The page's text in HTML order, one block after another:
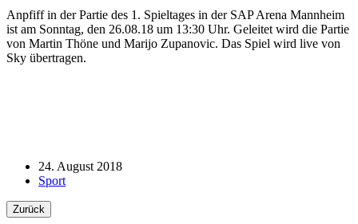
Anpfiff in der Partie des 1. Spieltages in der SAP Arena Mannheim
ist am Sonntag, den 26.08.18 um 13:30 Uhr. Geleitet wird die Partie
von Martin Thöne und Marijo Zupanovic. Das Spiel wird live von
Sky übertragen.
24. August 2018
Sport